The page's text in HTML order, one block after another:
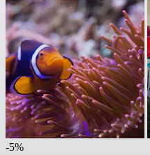
-5%